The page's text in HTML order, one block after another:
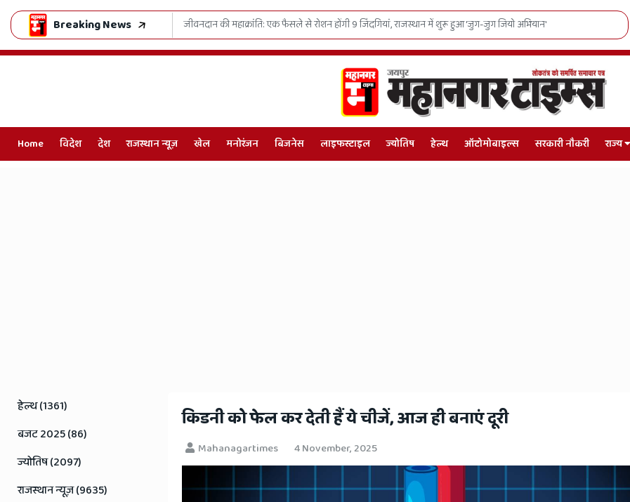
Breaking News
जिंदगियां, राजस्थान में शुरू हुआ 'जुग-जुग जियो अभियान' काशी की पवित्र रज से महका राजस्थान: 1138 मंडलों और गांवों में पहुंचेगा संत रविदास जी का संदेश
Home विदेश देश राजस्थान न्यूज़ खेल मनोरंजन बिजनेस लाइफस्टाइल ज्योतिष हेल्थ ऑटोमोबाइल्स सरकारी नौकरी राज्य
किडनी को फेल कर देती हैं ये चीजें, आज ही बनाएं दूरी
Mahanagartimes 4 November, 2025
हेल्थ (1361)
बजट 2025 (86)
ज्योतिष (2097)
राजस्थान न्यूज़ (9635)